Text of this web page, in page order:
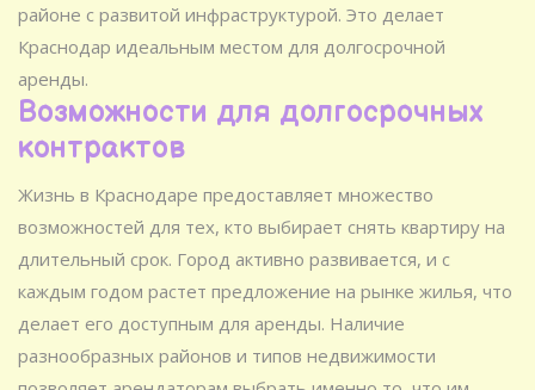
районе с развитой инфраструктурой. Это делает
Краснодар идеальным местом для долгосрочной
аренды.
Возможности для долгосрочных
контрактов
Жизнь в Краснодаре предоставляет множество
возможностей для тех, кто выбирает снять квартиру на
длительный срок. Город активно развивается, и с
каждым годом растет предложение на рынке жилья, что
делает его доступным для аренды. Наличие
разнообразных районов и типов недвижимости